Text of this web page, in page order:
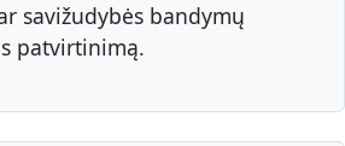
savižudybės bandymų
patvirtinimą.